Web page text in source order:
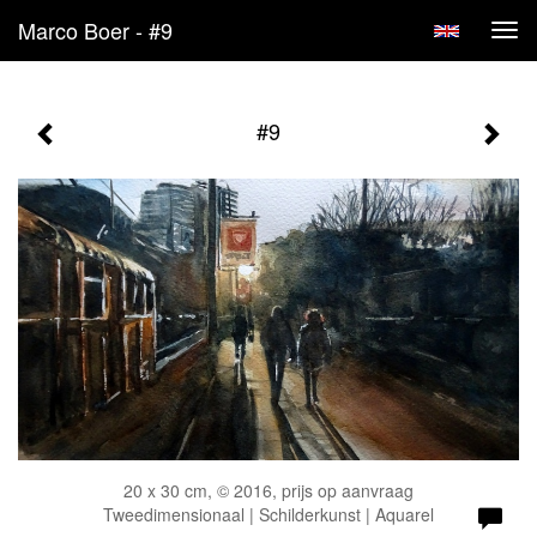
Marco Boer - #9
#9
20 x 30 cm, © 2016, prijs op aanvraag
Tweedimensionaal | Schilderkunst | Aquarel